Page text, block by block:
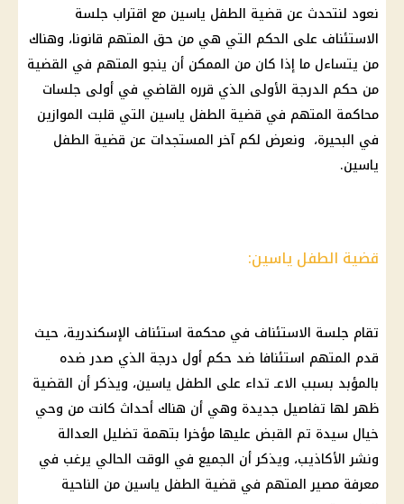
نعود لنتحدث عن قضية الطفل ياسين مع اقتراب جلسة
الاستئناف على الحكم التي هي من حق المتهم قانونا، وهناك
من يتساءل ما إذا كان من الممكن أن ينجو المتهم في القضية
من حكم الدرجة الأولى الذي قرره القاضي في أولى جلسات
محاكمة المتهم في قضية الطفل ياسين التي قلبت الموازين
في البحيرة، ونعرض لكم آخر المستجدات عن قضية الطفل
ياسين.
قضية الطفل ياسين:
تقام جلسة الاستئناف في محكمة استئناف الإسكندرية، حيث
قدم المتهم استئنافا ضد حكم أول درجة الذي صدر ضده
بالمؤبد بسبب الاعـ تداء على الطفل ياسين، ويذكر أن القضية
ظهر لها تفاصيل جديدة وهي أن هناك أحداث كانت من وحي
خيال سيدة تم القبض عليها مؤخرا بتهمة تضليل العدالة
ونشر الأكاذيب، ويذكر أن الجميع في الوقت الحالي يرغب في
معرفة مصير المتهم في قضية الطفل ياسين من الناحية